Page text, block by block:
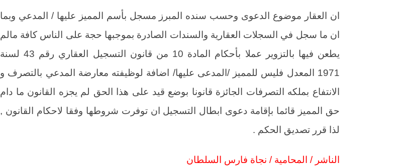
ان العقار موضوع الدعوى وحسب سنده المبرز مسجل بأسم المميز عليها / المدعي وبما
ان ما سجل في السجلات العقارية والسندات الصادرة بموجبها حجة على الناس كافة مالم
يطعن فيها بالتزوير عملا بأحكام المادة 10 من قانون التسجيل العقاري رقم 43 لسنة
1971 المعدل فليس للمميز /المدعى عليها/ اضافة لوظيفته معارضة المدعي بالتصرف و
الانتفاع بملكه التصرفات الجائزة قانونا بوضع قيد على هذا الحق لم يجزه القانون ما دام
حق المميز قائما بإقامة دعوى ابطال التسجيل ان توفرت شروطها وفقا لاحكام القانون ,
لذا قرر تصديق الحكم .
الناشر / المحامية / نجاة فارس السلطان